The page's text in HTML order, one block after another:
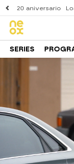
20 aniversario
SERIES
Neox » Series »
MOMENTO